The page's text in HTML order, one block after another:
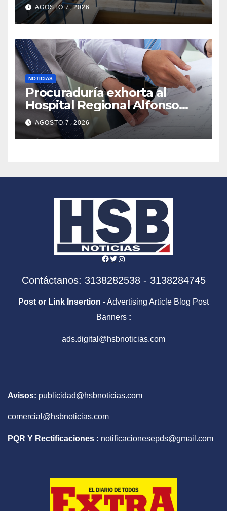
AGOSTO 7, 2026
NOTICIAS
Procuraduría exhorta al
Hospital Regional Alfonso
Jaramillo Salazar E.S.E. a
suspender trámite licitatorio
AGOSTO 7, 2026
Facebook
Twitter
Instagram
Contáctanos: 3138282538 - 3138284745
Post or Link Insertion - Advertising Article Blog Post
Banners :
ads.digital@hsbnoticias.com
Avisos: publicidad@hsbnoticias.com
comercial@hsbnoticias.com
PQR Y Rectificaciones : notificacionesepds@gmail.com